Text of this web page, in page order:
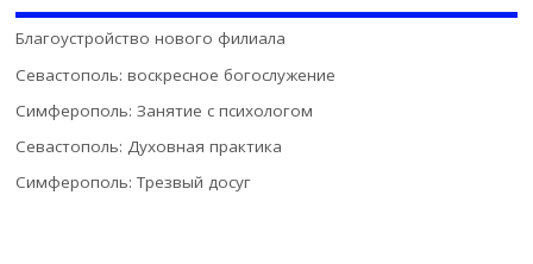
Благоустройство нового филиала
Севастополь: воскресное богослужение
Симферополь: Занятие с психологом
Севастополь: Духовная практика
Симферополь: Трезвый досуг